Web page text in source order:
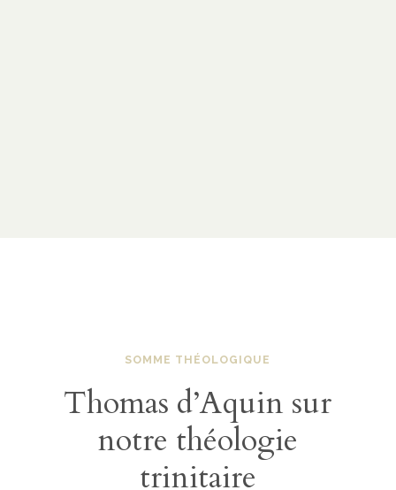
SOMME THÉOLOGIQUE
Thomas d’Aquin sur
notre théologie
trinitaire